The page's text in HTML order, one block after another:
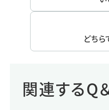
どち
関連するQ